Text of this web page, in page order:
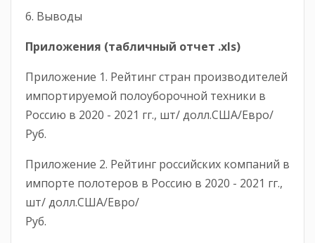
6. Выводы
Приложения (табличный отчет .xls)
Приложение 1. Рейтинг стран производителей
импортируемой полоуборочной техники в
Россию в 2020 - 2021 гг., шт/ долл.США/Евро/
Руб.
Приложение 2. Рейтинг российских компаний в
импорте полотеров в Россию в 2020 - 2021 гг.,
шт/ долл.США/Евро/